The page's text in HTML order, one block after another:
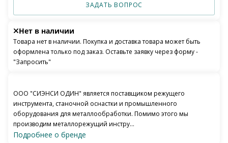
ЗАДАТЬ ВОПРОС
Нет в наличии
Товара нет в наличии. Покупка и доставка товара может быть
оформлена только под заказ. Оставьте заявку через форму -
"Запросить"
ООО "СИЭНСИ ОДИН" является поставщиком режущего
инструмента, станочной оснастки и промышленного
оборудования для металлообработки. Помимо этого мы
производим металлорежущий инстру...
Подробнее о бренде